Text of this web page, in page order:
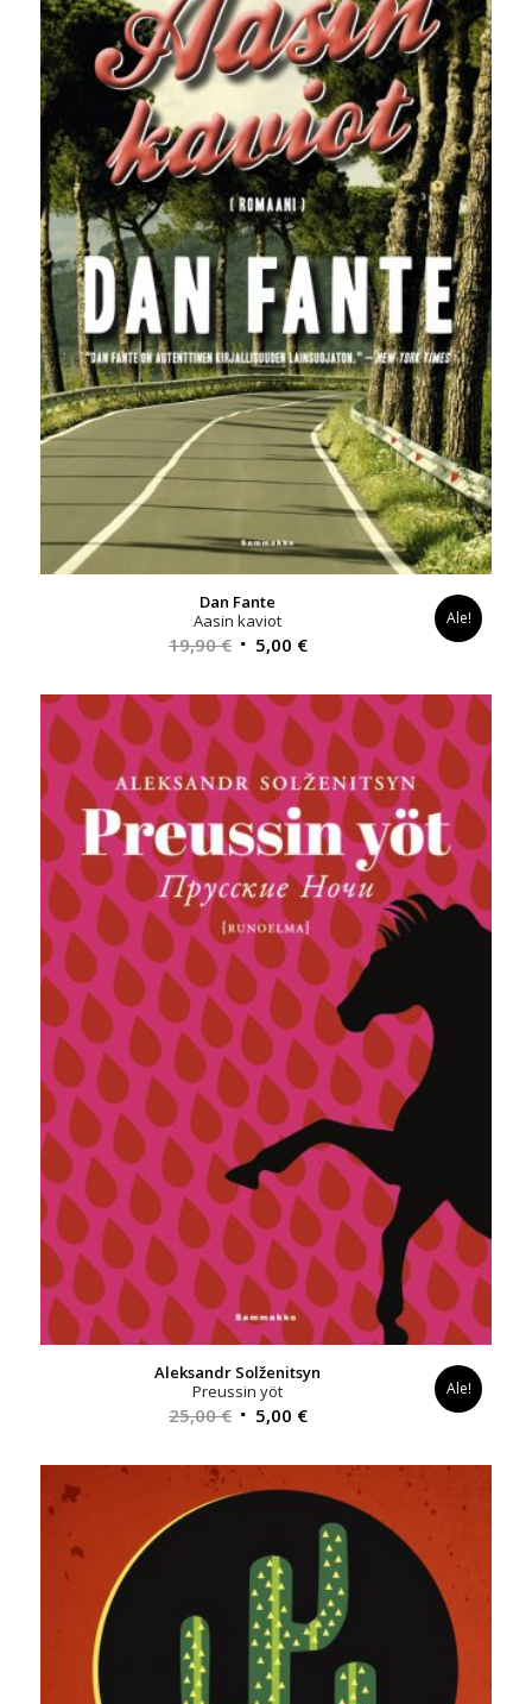
Dan Fante
Aasin kaviot
19,90€ Alkuperäinen
oli:
19,90 €.
5,00 €Nykyinen
on:
5,00 €.
Ale!
Aleksandr Solženitsyn
Preussin yöt
25,00€ Alkuperäinen
oli:
25,00 €.
5,00 €Nykyinen
on:
5,00 €.
Ale!